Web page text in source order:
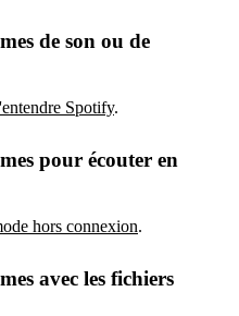
de son ou de
Spotify.
pour écouter en
hors connexion.
avec les fichiers